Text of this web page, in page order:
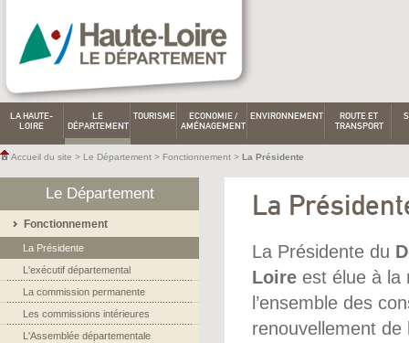
LA HAUTE-
LOIRE
LE
DÉPARTEMENT
TOURISME
ECONOMIE /
AMÉNAGEMENT
ENVIRONNEMENT
ROUTE ET
TRANSPORT
Accueil du site > Le Département > Fonctionnement > La Présidente
Le Département
Fonctionnement
La Présidente
L'exécutif départemental
La commission permanente
Les commissions intérieures
L'Assemblée départementale
La
La Présidente du
Loire est élue à la
l’ensemble des
renouvellement de